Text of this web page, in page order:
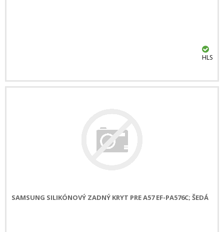
HLS
SAMSUNG SILIKÓNOVÝ ZADNÝ KRYT PRE A57 EF-PA576C; ŠEDÁ